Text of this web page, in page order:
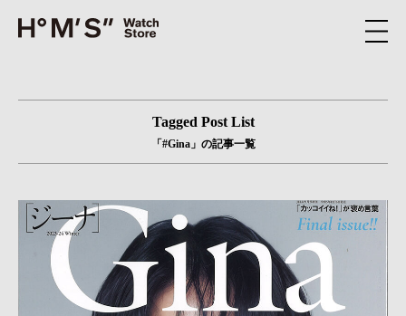
Tagged Post List
「#Gina」の記事一覧